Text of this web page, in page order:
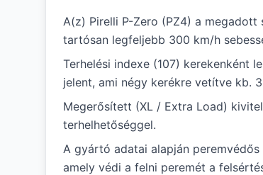
A(z) Pirelli P-Zero (PZ4) a megadott
tartósan legfeljebb 300 km/h
Terhelési indexe (107) kerekenként
jelent, ami négy kerékre vetítve kb.
Megerősített (XL / Extra Load)
terhelhetőséggel.
A gyártó adatai alapján
amely védi a felni peremét a